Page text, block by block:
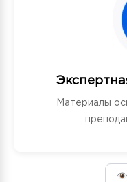
Материалы